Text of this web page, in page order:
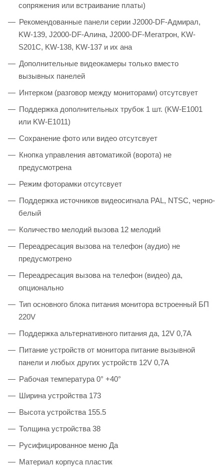
сопряжения или встраивание платы)
Рекомендованные панели серии J2000-DF-Адмирал,
KW-139, J2000-DF-Алина, J2000-DF-Мегатрон, KW-
S201C, KW-138, KW-137 и их ана
Дополнительные видеокамеры только вместо
вызывных панелей
Интерком (разговор между мониторами) отсутсвует
Поддержка дополнительных трубок 1 шт. (KW-E1001
или KW-E1011)
Сохранение фото или видео отсутсвует
Кнопка управления автоматикой (ворота) не
предусмотрена
Режим фоторамки отсутсвует
Поддержка источников видеосигнала PAL, NTSC, черно-
белый
Количество мелодий вызова 12 мелодий
Переадресация вызова на телефон (аудио) не
предусмотрено
Переадресация вызова на телефон (видео) да,
опционально
Тип основного блока питания монитора встроенный БП
220V
Поддержка альтернативного питания да, 12V 0,7А
Питание устройств от монитора питание вызывной
панели и любых других устройств 12V 0,7А
Рабочая температура 0° +40°
Ширина устройства 173
Высота устройства 155.5
Толщина устройства 38
Русифицированное меню Да
Материал корпуса пластик